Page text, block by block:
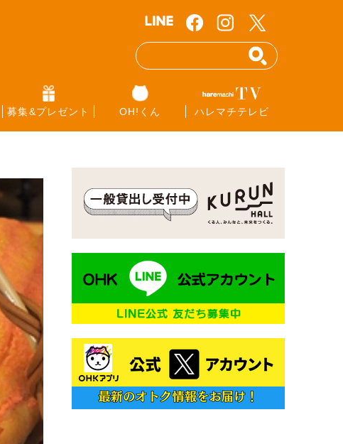
募集&プレゼント OH!くん ハレマチテレビ